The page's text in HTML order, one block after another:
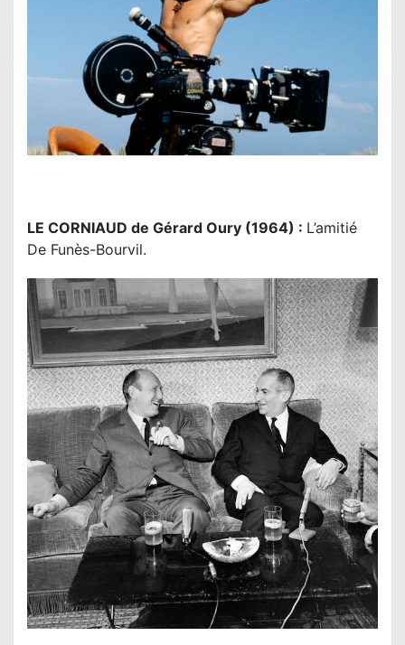
LE CORNIAUD de Gérard Oury (1964) : L’amitié
De Funès-Bourvil.